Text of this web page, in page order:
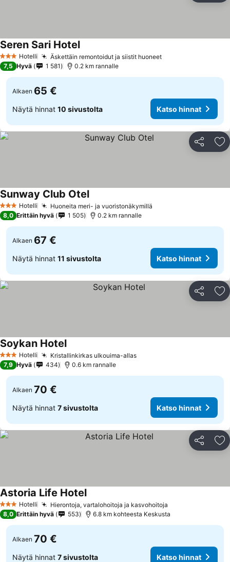
3 Tähtiluokitus
Hotelli Äskettäin remontoidut ja siistit huoneet
Seren Sari Hotel
7,5 Hyvä 1 581 0.2 km rannalle
Alkaen 65 €
Näytä hinnat 10 sivustolta Katso hinnat
Jaa
3 Tähtiluokitus
Hotelli Huoneita meri- ja vuoristonäkymillä
Sunway Club Otel
8,0 Erittäin hyvä 1 505 0.2 km rannalle
Alkaen 67 €
Näytä hinnat 11 sivustolta Katso hinnat
Jaa
3 Tähtiluokitus
Hotelli Kristallinkirkas ulkouima-allas
Soykan Hotel
7,9 Hyvä 434 0.6 km rannalle
Alkaen 70 €
Näytä hinnat 7 sivustolta Katso hinnat
Jaa
3 Tähtiluokitus
Hotelli Hierontoja, vartalohoitoja ja kasvohoitoja
Astoria Life Hotel
8,0 Erittäin hyvä 553 6.8 km kohteesta Keskusta
Alkaen 70 €
Näytä hinnat 7 sivustolta Katso hinnat